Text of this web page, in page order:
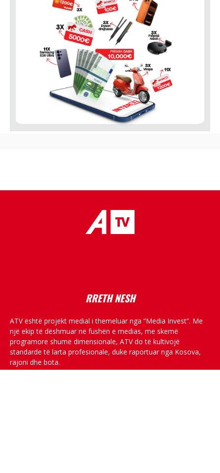
RRETH NESH
ATV është projekt medial i themeluar nga “Media Invest”. Me
një ekip të dëshmuar në fushën e medias, me skemë
programore shumë dimensionale, ATV do të kultivojë
standarde të larta profesionale, duke raportuar nga Kosova,
rajoni dhe bota.